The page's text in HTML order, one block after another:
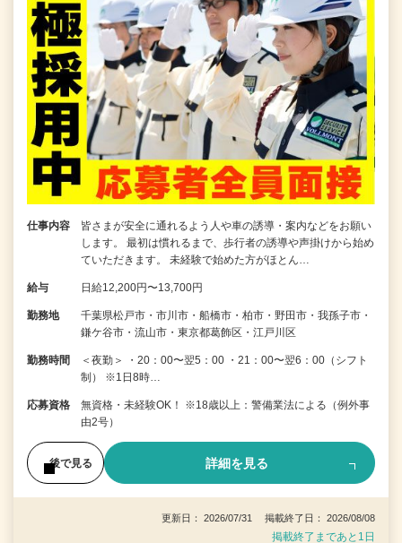
仕事内容
皆さまが安全に通れるよう人や車の誘導・案内などをお願い
します。 最初は慣れるまで、歩行者の誘導や声掛けから始め
ていただきます。 未経験で始めた方がほとん…
給与 日給12,200円〜13,700円
勤務地
千葉県松戸市・市川市・船橋市・柏市・野田市・我孫子市・
鎌ケ谷市・流山市・東京都葛飾区・江戸川区
勤務時間
＜夜勤＞ ・20：00〜翌5：00 ・21：00〜翌6：00（シフト
制） ※1日8時…
応募資格
無資格・未経験OK！ ※18歳以上：警備業法による（例外事
由2号）
後で見る 詳細を見る
更新日： 2026/07/31 掲載終了日： 2026/08/08
掲載終了まであと1日